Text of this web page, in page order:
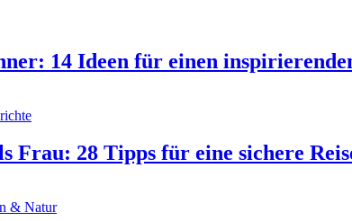
14 Ideen für einen
Frau: 28 Tipps für eine sichere
& Natur